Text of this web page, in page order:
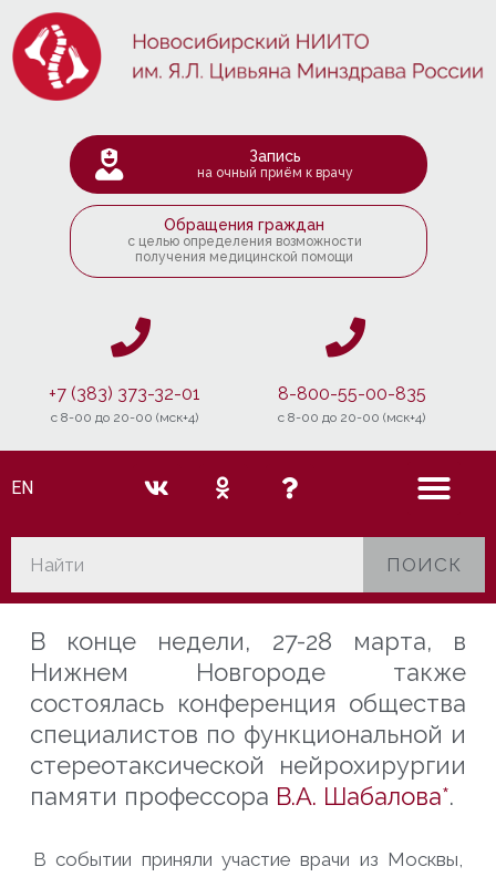
Запись
на очный приём к врачу
Обращения граждан
с целью определения возможности
получения медицинской помощи
+7 (383) 373-32-01
c 8-00 до 20-00 (мск+4)
8-800-55-00-835
c 8-00 до 20-00 (мск+4)
EN
ПОИСК
В конце недели, 27-28 марта, в
Нижнем Новгороде также
состоялась конференция общества
специалистов по функциональной и
стереотаксической нейрохирургии
памяти профессора В.А. Шабалова*.
В событии приняли участие врачи из Москвы,